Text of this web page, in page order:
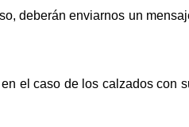
deberán enviarnos un
el caso de los calzados con